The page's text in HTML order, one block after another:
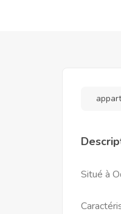
Situé à